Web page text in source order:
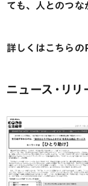
ても、人とのつな
詳しくはこちらの
ニュース・リ